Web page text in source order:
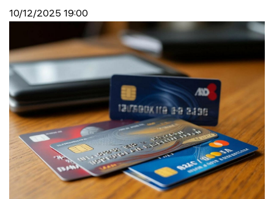
10/12/2025 19:00